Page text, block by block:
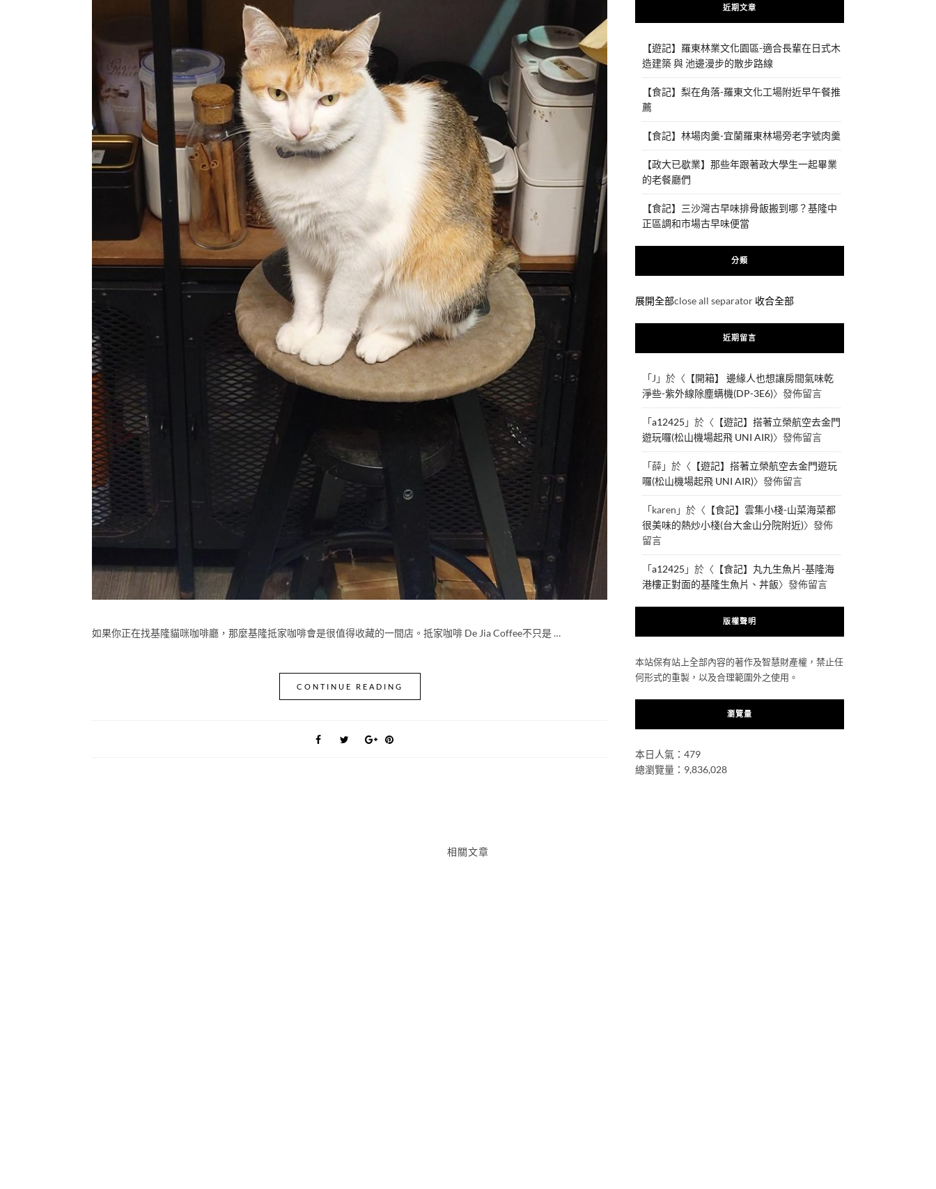
如果你正在找基隆貓咪咖啡廳，那麼基隆抵家咖啡會是很值得收藏的一間店。抵家咖啡 De Jia Coffee不只是 …
CONTINUE READING
近期文章
【遊記】羅東林業文化園區-適合長輩在日式木
造建築 與 池邊漫步的散步路線
【食記】梨在角落-羅東文化工場附近早午餐推
薦
【食記】林場肉羹-宜蘭羅東林場旁老字號肉羹
【政大已歇業】那些年跟著政大學生一起畢業
的老餐廳們
【食記】三沙灣古早味排骨飯搬到哪？基隆中
正區調和市場古早味便當
分類
展開全部close all separator 收合全部
近期留言
「J 」於〈 【開箱】 邊緣人也想讓房間氣味乾
淨些-紫外線除塵螨機(DP-3E6)〉發佈留言
「a12425 」於〈 【遊記】搭著立榮航空去金門
遊玩囉(松山機場起飛 UNI AIR)〉發佈留言
「薛」於〈 【遊記】搭著立榮航空去金門遊玩
囉(松山機場起飛 UNI AIR)〉發佈留言
「karen 」於〈 【食記】雲集小棧-山菜海菜都
很美味的熱炒小棧(台大金山分院附近)〉發佈
留言
「a12425 」於〈 【食記】丸九生魚片-基隆海
港樓正對面的基隆生魚片、丼飯〉發佈留言
版權聲明
本站保有站上全部內容的著作及智慧財產權，禁止任
何形式的重製，以及合理範圍外之使用。
瀏覽量
本日人氣：479
總瀏覽量：9,836,028
相關文章